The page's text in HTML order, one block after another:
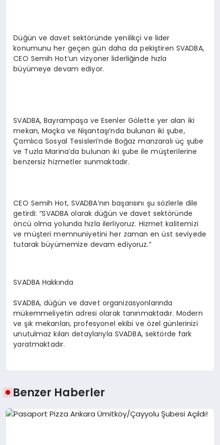
Düğün ve davet sektöründe yenilikçi ve lider
konumunu her geçen gün daha da pekiştiren SVADBA,
CEO Semih Hot’un vizyoner liderliğinde hızla
büyümeye devam ediyor.
SVADBA, Bayrampaşa ve Esenler Gölette yer alan iki
mekan, Maçka ve Nişantaşı’nda bulunan iki şube,
Çamlıca Sosyal Tesisleri’nde Boğaz manzaralı üç şube
ve Tuzla Marina’da bulunan iki şube ile müşterilerine
benzersiz hizmetler sunmaktadır.
CEO Semih Hot, SVADBA’nın başarısını şu sözlerle dile
getirdi: “SVADBA olarak düğün ve davet sektöründe
öncü olma yolunda hızla ilerliyoruz. Hizmet kalitemizi
ve müşteri memnuniyetini her zaman en üst seviyede
tutarak büyümemize devam ediyoruz.”
SVADBA Hakkında
SVADBA, düğün ve davet organizasyonlarında
mükemmeliyetin adresi olarak tanınmaktadır. Modern
ve şık mekanları, profesyonel ekibi ve özel günlerinizi
unutulmaz kılan detaylarıyla SVADBA, sektörde fark
yaratmaktadır.
Benzer Haberler